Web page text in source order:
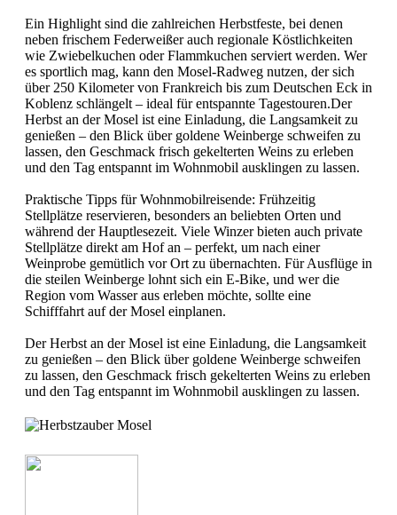
Ein Highlight sind die zahlreichen Herbstfeste, bei denen
neben frischem Federweißer auch regionale Köstlichkeiten
wie Zwiebelkuchen oder Flammkuchen serviert werden. Wer
es sportlich mag, kann den Mosel-Radweg nutzen, der sich
über 250 Kilometer von Frankreich bis zum Deutschen Eck in
Koblenz schlängelt – ideal für entspannte Tagestouren.Der
Herbst an der Mosel ist eine Einladung, die Langsamkeit zu
genießen – den Blick über goldene Weinberge schweifen zu
lassen, den Geschmack frisch gekelterten Weins zu erleben
und den Tag entspannt im Wohnmobil ausklingen zu lassen.
Praktische Tipps für Wohnmobilreisende: Frühzeitig
Stellplätze reservieren, besonders an beliebten Orten und
während der Hauptlesezeit. Viele Winzer bieten auch private
Stellplätze direkt am Hof an – perfekt, um nach einer
Weinprobe gemütlich vor Ort zu übernachten. Für Ausflüge in
die steilen Weinberge lohnt sich ein E-Bike, und wer die
Region vom Wasser aus erleben möchte, sollte eine
Schifffahrt auf der Mosel einplanen.
Der Herbst an der Mosel ist eine Einladung, die Langsamkeit
zu genießen – den Blick über goldene Weinberge schweifen
zu lassen, den Geschmack frisch gekelterten Weins zu erleben
und den Tag entspannt im Wohnmobil ausklingen zu lassen.